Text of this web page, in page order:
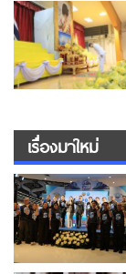
เรื่องมาใหม่